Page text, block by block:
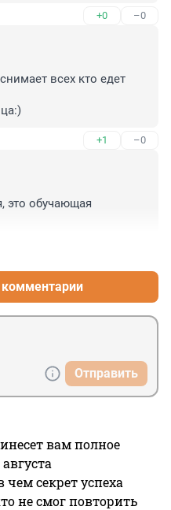
+0 –0
всех кто едет
+1 –0
это обучающая
комментарии
Отправить
вам полное
чем секрет успеха
не смог повторить